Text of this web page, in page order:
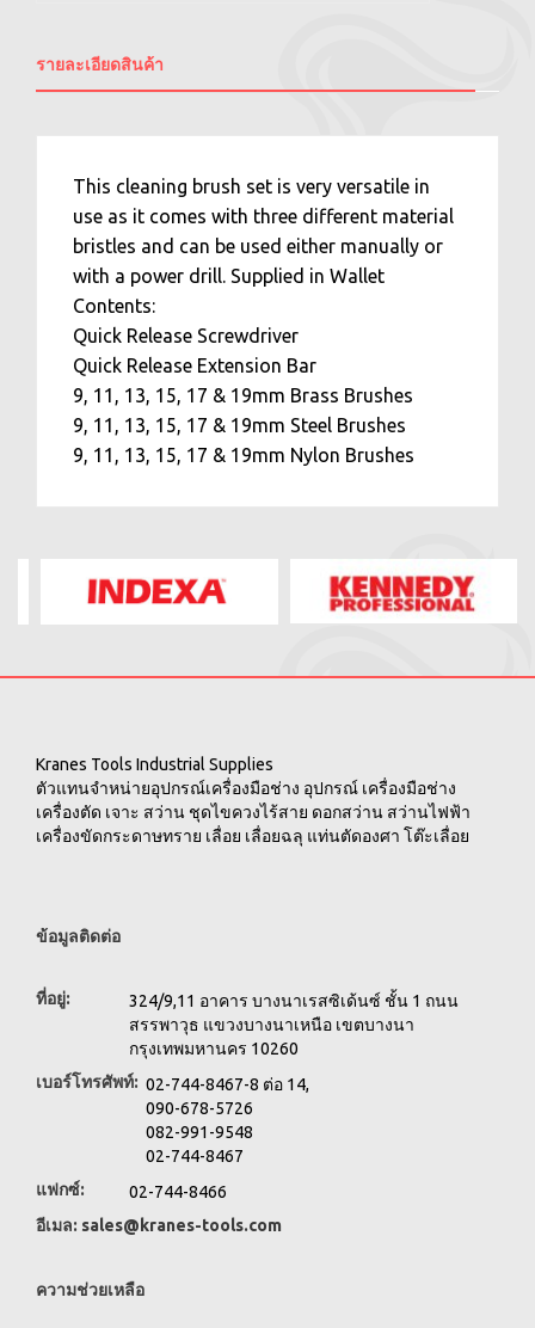
รายละเอียดสินค้า
This cleaning brush set is very versatile in
use as it comes with three different material
bristles and can be used either manually or
with a power drill. Supplied in Wallet
Contents:
Quick Release Screwdriver
Quick Release Extension Bar
9, 11, 13, 15, 17 & 19mm Brass Brushes
9, 11, 13, 15, 17 & 19mm Steel Brushes
9, 11, 13, 15, 17 & 19mm Nylon Brushes
Kranes Tools Industrial Supplies
ตัวแทนจำหน่ายอุปกรณ์เครื่องมือช่าง อุปกรณ์ เครื่องมือช่าง
เครื่องตัด เจาะ สว่าน ชุดไขควงไร้สาย ดอกสว่าน สว่านไฟฟ้า
เครื่องขัดกระดาษทราย เลื่อย เลื่อยฉลุ แท่นตัดองศา โต๊ะเลื่อย
ข้อมูลติดต่อ
ที่อยู่:
324/9,11 อาคาร บางนาเรสซิเด้นซ์ ชั้น 1 ถนน
สรรพาวุธ แขวงบางนาเหนือ เขตบางนา
กรุงเทพมหานคร 10260
เบอร์โทรศัพท์: 02-744-8467-8 ต่อ 14,
090-678-5726
082-991-9548
02-744-8467
แฟกซ์:
02-744-8466
อีเมล: sales@kranes-tools.com
ความช่วยเหลือ